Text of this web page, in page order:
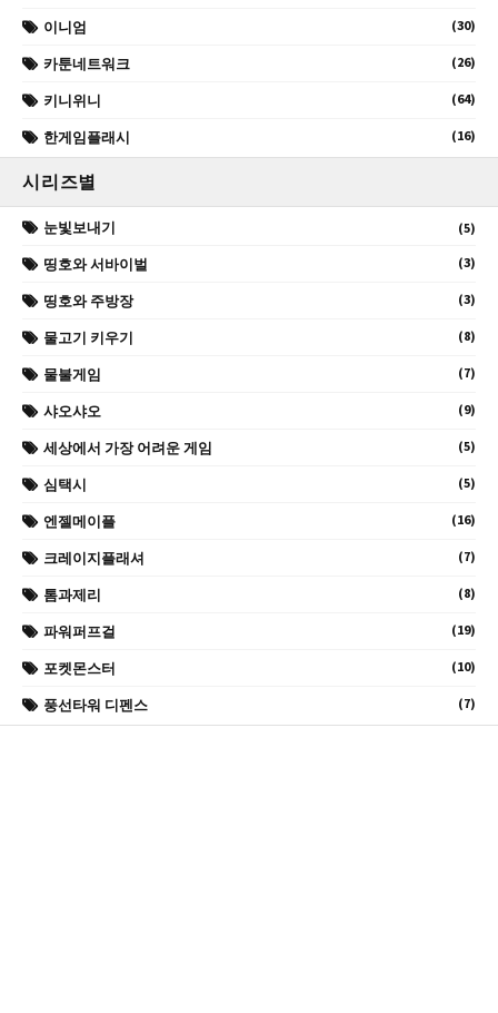
이니엄 (30)
카툰네트워크 (26)
키니위니 (64)
한게임플래시 (16)
시리즈별
눈빛보내기 (5)
띵호와 서바이벌 (3)
띵호와 주방장 (3)
물고기 키우기 (8)
물불게임 (7)
샤오샤오 (9)
세상에서 가장 어려운 게임 (5)
심택시 (5)
엔젤메이플 (16)
크레이지플래셔 (7)
톰과제리 (8)
파워퍼프걸 (19)
포켓몬스터 (10)
풍선타워 디펜스 (7)